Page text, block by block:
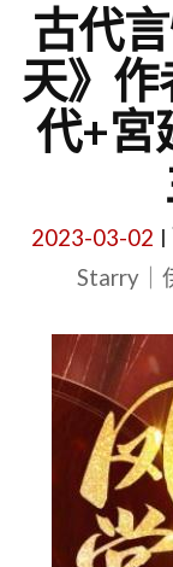
古代
天》
代+宮
2023-03-02
Starry｜